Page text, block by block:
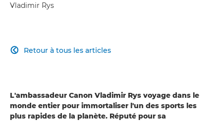
Vladimir Rys
Retour à tous les articles

L'ambassadeur Canon Vladimir Rys voyage dans le
monde entier pour immortaliser l'un des sports les
plus rapides de la planète. Réputé pour sa